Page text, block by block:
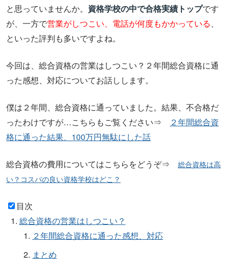
と思っていませんか。 資格学校の中で合格実績トップです
が、一方で営業がしつこい、電話が何度もかかっている
といった評判も多いですよね。
今回は、総合資格の営業はしつこい？２年間総合資格に通
った感想、対応についてお話しします。
僕は２年間、総合資格に通っていました。結果、不合格だ
ったわけですが…こちらもご覧ください⇒
２年間総合資
格に通った結果、100万円無駄にした話
総合資格の費用についてはこちらをどうぞ⇒ 総合資格は高
い？コスパの良い資格学校はどこ？
目次
総合資格の営業はしつこい？
２年間総合資格に通った感想、対応
まとめ